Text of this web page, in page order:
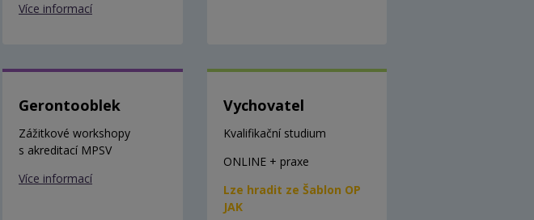
Více informací
Gerontooblek
Zážitkové workshopy
s akreditací MPSV
Více informací
Vychovatel
Kvalifikační studium
ONLINE + praxe
Lze hradit ze Šablon OP
JAK